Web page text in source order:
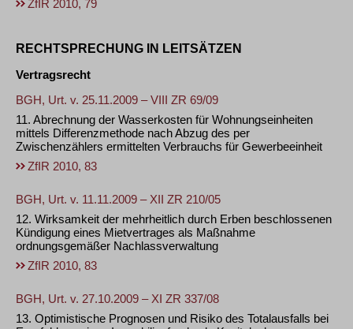
ZfIR 2010, 79
RECHTSPRECHUNG IN LEITSÄTZEN
Vertragsrecht
BGH, Urt. v. 25.11.2009 – VIII ZR 69/09
11. Abrechnung der Wasserkosten für Wohnungseinheiten
mittels Differenzmethode nach Abzug des per
Zwischenzählers ermittelten Verbrauchs für Gewerbeeinheit
ZfIR 2010, 83
BGH, Urt. v. 11.11.2009 – XII ZR 210/05
12. Wirksamkeit der mehrheitlich durch Erben beschlossenen
Kündigung eines Mietvertrages als Maßnahme
ordnungsgemäßer Nachlassverwaltung
ZfIR 2010, 83
BGH, Urt. v. 27.10.2009 – XI ZR 337/08
13. Optimistische Prognosen und Risiko des Totalausfalls bei